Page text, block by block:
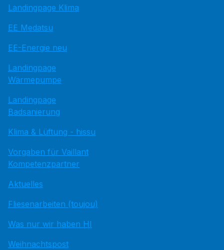
Landingpage Klima
EE Medatsu
EE-Energie neu
Landingpage
Wärmepumpe
Landingpage
Badsanierung
Klima & Lüftung - hissu
Vorgaben für Vaillant
Kompetenzpartner
Aktuelles
Fliesenarbeiten (toujou)
Was nur wir haben HI
Weihnachtspost